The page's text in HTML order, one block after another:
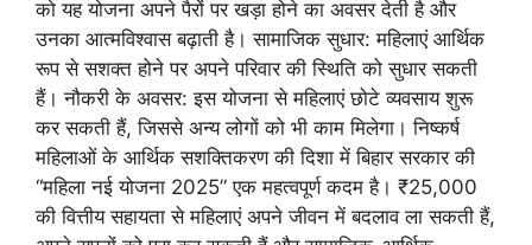
को यह योजना अपने पैरों पर खड़ा होने का अवसर देती है और
उनका आत्मविश्वास बढ़ाती है। सामाजिक सुधार: महिलाएं आर्थिक
रूप से सशक्त होने पर अपने परिवार की स्थिति को सुधार सकती
हैं। नौकरी के अवसर: इस योजना से महिलाएं छोटे व्यवसाय शुरू
कर सकती हैं, जिससे अन्य लोगों को भी काम मिलेगा। निष्कर्ष
महिलाओं के आर्थिक सशक्तिकरण की दिशा में बिहार सरकार की
“महिला नई योजना 2025” एक महत्वपूर्ण कदम है। ₹25,000
की वित्तीय सहायता से महिलाएं अपने जीवन में बदलाव ला सकती हैं,